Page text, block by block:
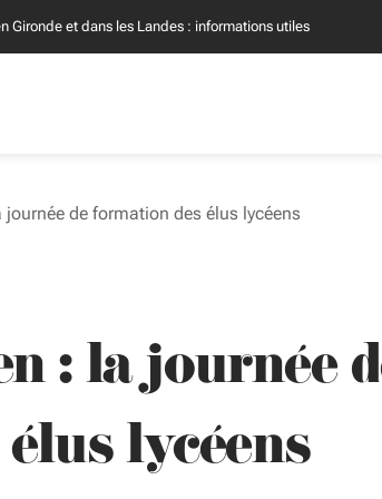
: entreprises, contacts et démarches
de formation des élus lycéens
: la journée
lycéens